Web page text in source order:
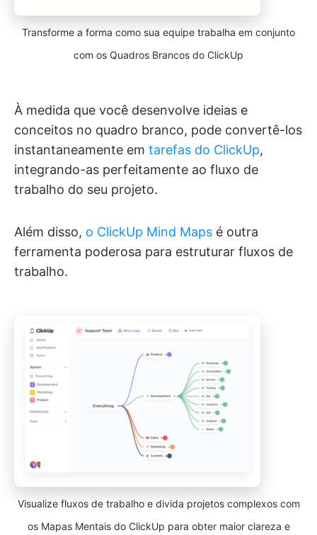
Transforme a forma como sua equipe trabalha em conjunto
com os Quadros Brancos do ClickUp
À medida que você desenvolve ideias e
conceitos no quadro branco, pode convertê-los
instantaneamente em tarefas do ClickUp,
integrando-as perfeitamente ao fluxo de
trabalho do seu projeto.
Além disso, o ClickUp Mind Maps é outra
ferramenta poderosa para estruturar fluxos de
trabalho.
Visualize fluxos de trabalho e divida projetos complexos com
os Mapas Mentais do ClickUp para obter maior clareza e